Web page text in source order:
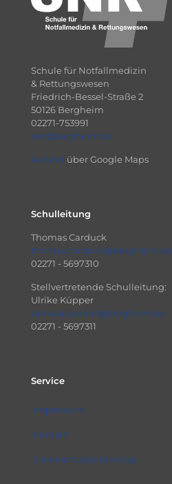
Schule für Notfallmedizin
& Rettungswesen
Friedrich-Bessel-Straße 2
50126 Bergheim
02271-753991
snr@bergheim.de
Anfahrt über Google Maps
Schulleitung
Thomas Carduck
thomas.carduck@bergheim.de
02271 - 5697310
Stellvertretende Schulleitung:
Ulrike Küpper
ulrike.kuepper@bergheim.de
02271 - 5697311
Service
Impressum
Kontakt
Datenschutzerklärung